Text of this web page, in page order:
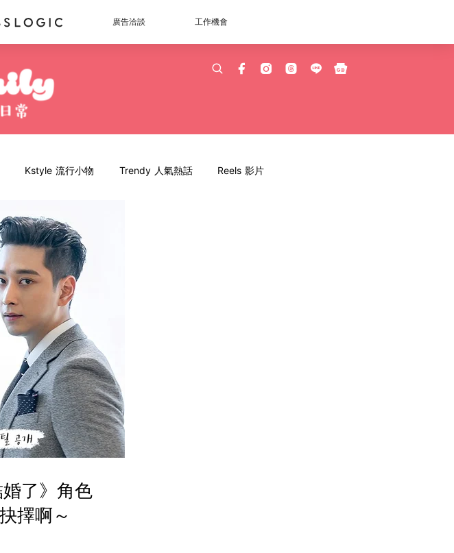
廣告洽談 工作機會
Kstyle 流行小物 Trendy 人氣熱話 Reels 影片
了》角色
擇啊～